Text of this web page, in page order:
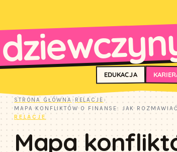
EDUKACJA
STRONA GŁÓWNA › RELACJE ›
MAPA KONFLIKTÓW O FINANSE: JAK
RELACJE
Mapa